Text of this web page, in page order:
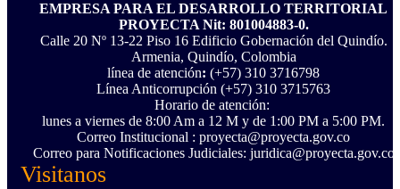
EMPRESA PARA EL DESARROLLO TERRITORIAL
PROYECTA Nit: 801004883-0.
Calle 20 Nº 13-22 Piso 16 Edificio Gobernación del Quindío.
Armenia, Quindío, Colombia
línea de atención: (+57) 310 3716798
Línea Anticorrupción ‪(+57) 310 3715763‬
Horario de atención:
lunes a viernes de 8:00 Am a 12 M y de 1:00 PM a 5:00 PM.
Correo Institucional : proyecta@proyecta.gov.co
Correo para Notificaciones Judiciales: juridica@proyecta.gov.co
Visitanos